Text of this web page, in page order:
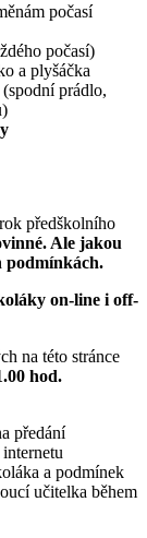
počasí
počasí)
a plyšáčka
(spodní prádlo,
předškolního
Ale jakou
podmínkách.
on-line i off-
na této stránce
hod.
předání
a podmínek
učitelka během